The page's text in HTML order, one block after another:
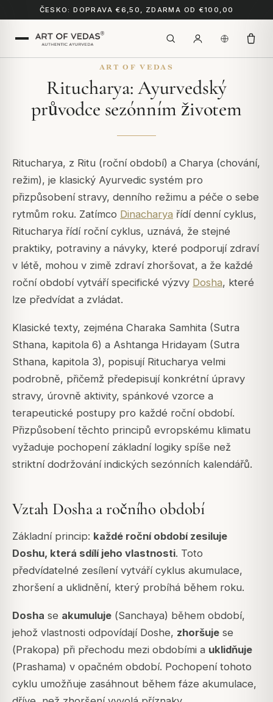
ČESKO: DOPRAVA €6,50, ZDARMA OD €100,00
ART OF VEDAS
Ritucharya: Ayurvedský
průvodce sezónním životem
Ritucharya, z Ritu (roční období) a Charya (chování,
režim), je klasický Ayurvedic systém pro
přizpůsobení stravy, denního režimu a péče o sebe
rytmům roku. Zatímco Dinacharya řídí denní cyklus,
Ritucharya řídí roční cyklus, uznává, že stejné
praktiky, potraviny a návyky, které podporují zdraví
v létě, mohou v zimě zdraví zhoršovat, a že každé
roční období vytváří specifické výzvy Dosha, které
lze předvídat a zvládat.
Klasické texty, zejména Charaka Samhita (Sutra
Sthana, kapitola 6) a Ashtanga Hridayam (Sutra
Sthana, kapitola 3), popisují Ritucharya velmi
podrobně, přičemž předepisují konkrétní úpravy
stravy, úrovně aktivity, spánkové vzorce a
terapeutické postupy pro každé roční období.
Přizpůsobení těchto principů evropskému klimatu
vyžaduje pochopení základní logiky spíše než
striktní dodržování indických sezónních kalendářů.
Vztah Dosha a ročního období
Základní princip: každé roční období zesiluje
Doshu, která sdílí jeho vlastnosti. Toto
předvídatelné zesílení vytváří cyklus akumulace,
zhoršení a uklidnění, který probíhá během roku.
Dosha se akumuluje (Sanchaya) během období,
jehož vlastnosti odpovídají Doshe, zhoršuje se
(Prakopa) při přechodu mezi obdobími a uklidňuje
(Prashama) v opačném období. Pochopení tohoto
cyklu umožňuje zasáhnout během fáze akumulace,